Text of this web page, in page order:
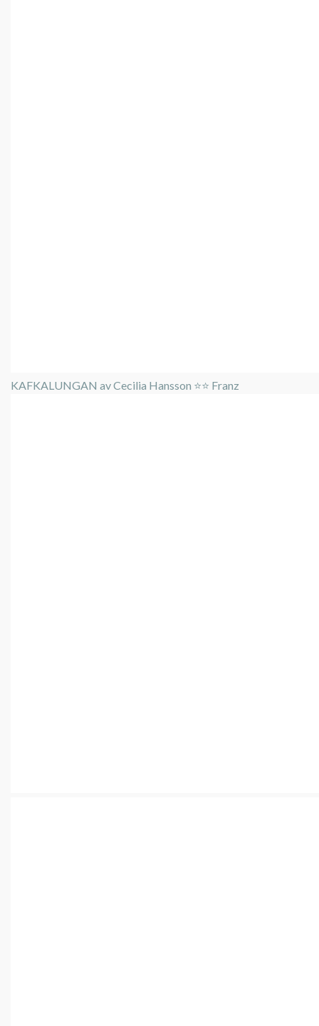
KAFKALUNGAN av Cecilia Hansson ⭐️⭐️ Franz